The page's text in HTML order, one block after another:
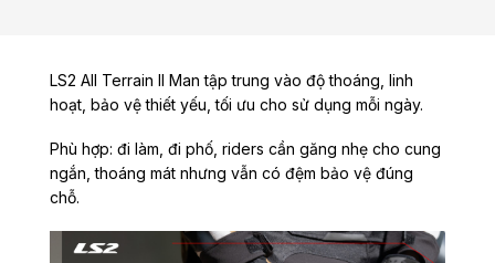
LS2 All Terrain II Man tập trung vào độ thoáng, linh
hoạt, bảo vệ thiết yếu, tối ưu cho sử dụng mỗi ngày.
Phù hợp: đi làm, đi phố, riders cần găng nhẹ cho cung
ngắn, thoáng mát nhưng vẫn có đệm bảo vệ đúng
chỗ.